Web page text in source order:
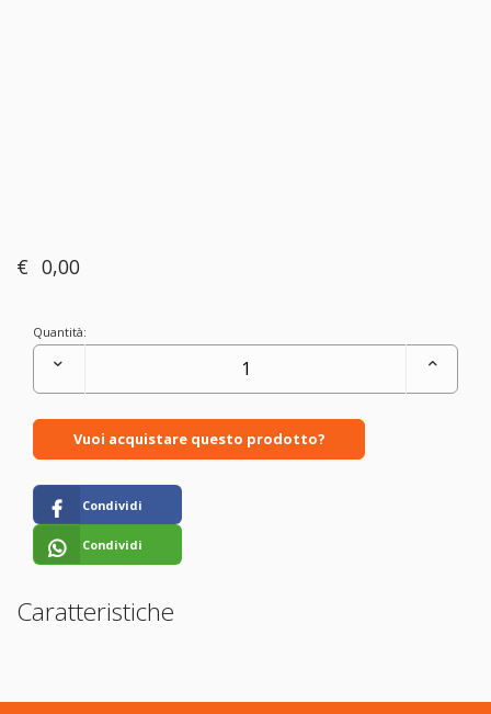
€ 0,00
Quantità:
Vuoi acquistare questo prodotto?
Condividi
Condividi
Caratteristiche